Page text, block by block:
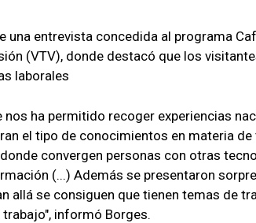
una entrevista concedida al programa
(VTV), donde destacó que los
laborales
nos ha permitido recoger experiencias
el tipo de conocimientos en materia
convergen personas con otras
(...) Además se presentaron
allá se consiguen que tienen temas de
informó Borges.